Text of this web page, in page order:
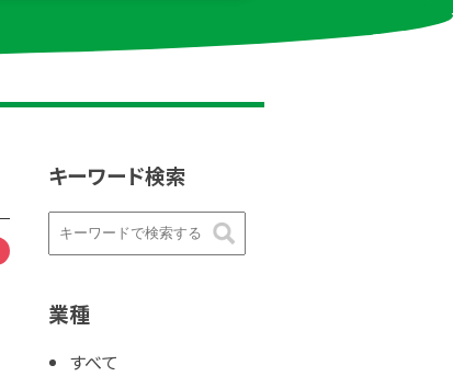
キーワード検索
業種
すべて